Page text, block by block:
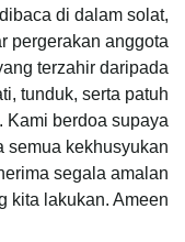
di dalam solat,
pergerakan anggota
terzahir daripada
tunduk, serta patuh
Kami berdoa supaya
semua kekhusyukan
segala amalan
kita lakukan. Ameen.